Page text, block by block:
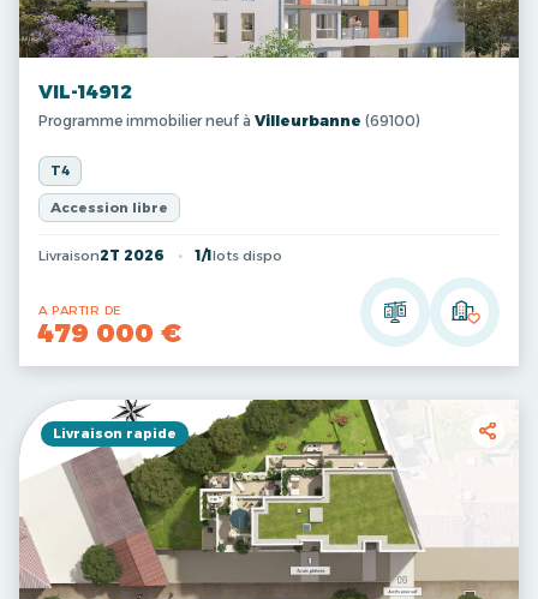
VIL-14912
Programme immobilier neuf à Villeurbanne (69100)
T4
Accession libre
Livraison2T 2026 1/1 lots dispo
A PARTIR DE
479 000 €
Livraison rapide